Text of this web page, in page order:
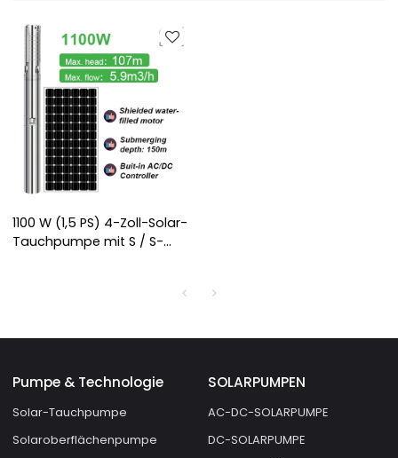
1100 W (1,5 PS) 4-Zoll-Solar-
Tauchpumpe mit S / S-
Pumpe & Technologie
Solar-Tauchpumpe
Solaroberflächenpumpe
SOLARPUMPEN
AC-DC-SOLARPUMPE
DC-SOLARPUMPE